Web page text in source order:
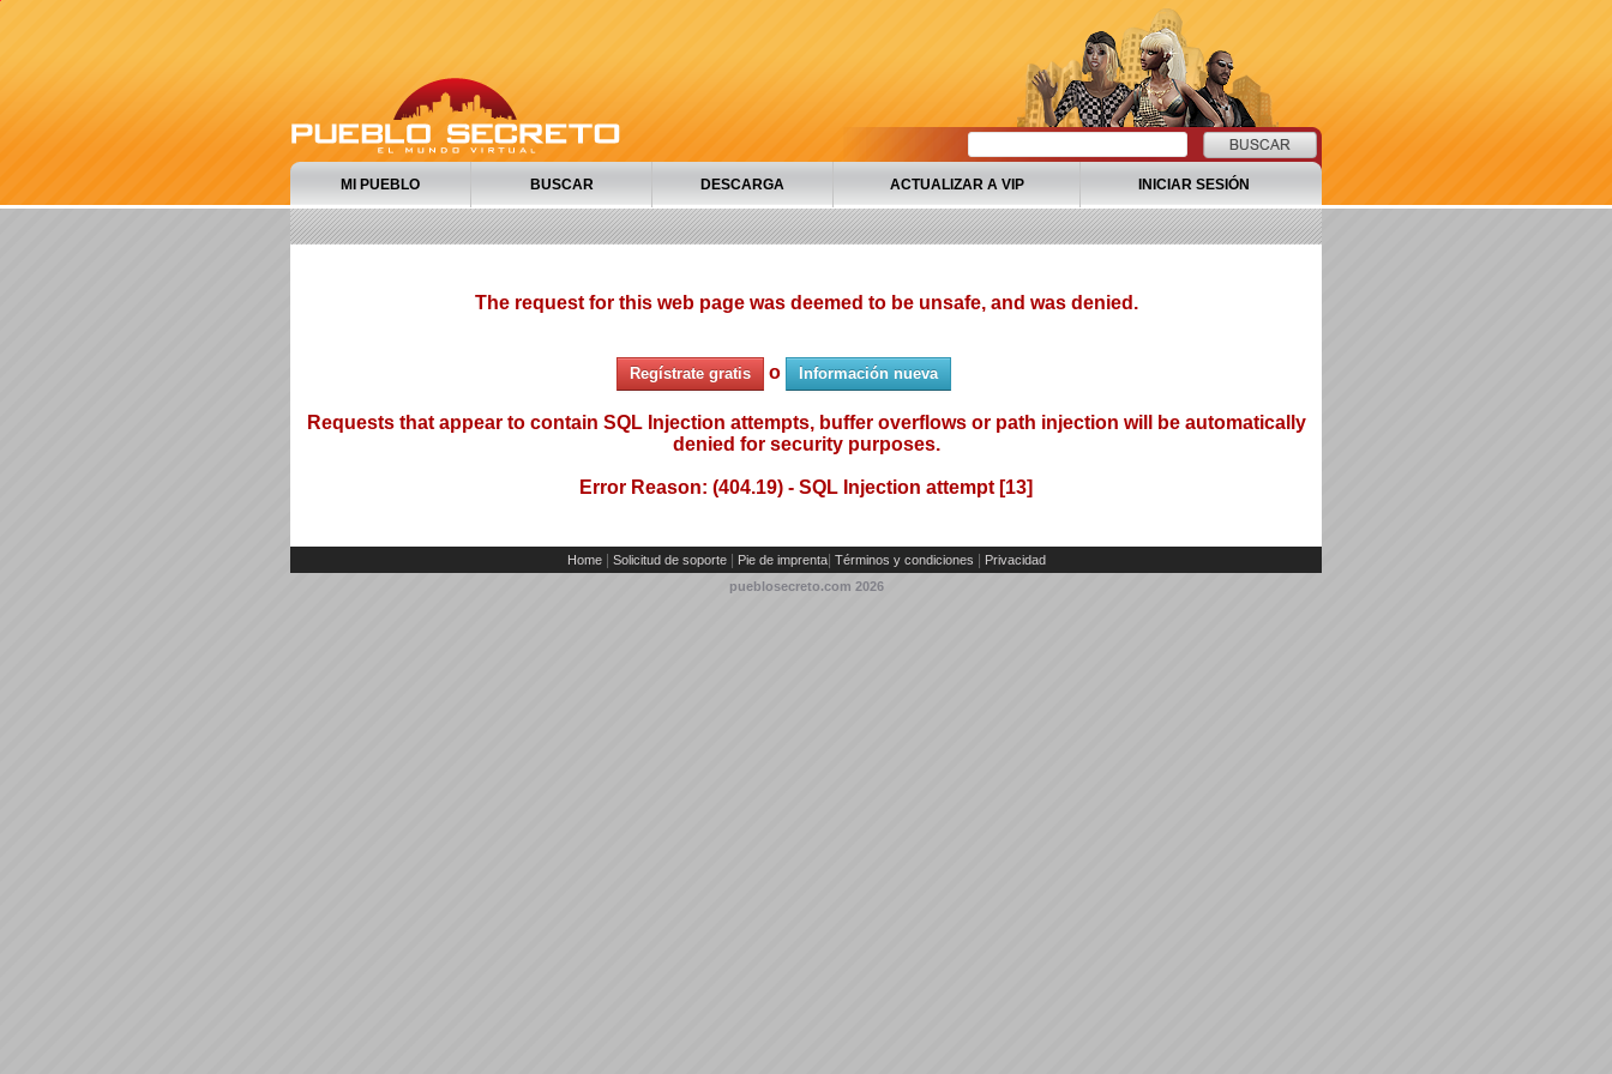
MI PUEBLO BUSCAR DESCARGA ACTUALIZAR A VIP INICIAR SESIÓN
The request for this web page was deemed to be unsafe, and was denied.
Regístrate gratis o Información nueva
Requests that appear to contain SQL Injection attempts, buffer overflows or path injection will be automatically
denied for security purposes.
Error Reason: (404.19) - SQL Injection attempt [13]
Home Solicitud de soporte Pie de imprenta| Términos y condiciones
Privacidad
pueblosecreto.com 2026